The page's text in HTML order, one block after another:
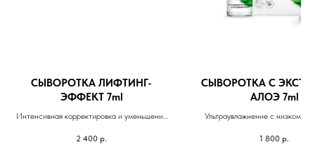
СЫВОРОТКА ЛИФТИНГ-
ЭФФЕКТ 7ml
Интенсивная корректировка и уменьшение
2 400 р.
СЫВОРОТКА С
АЛОЭ 7ml
Ультраувлажнение с
1 800 р.